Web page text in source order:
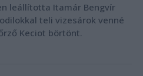
leállította Itamár Bengvír
teli vizesárok venné
Keciot börtönt.